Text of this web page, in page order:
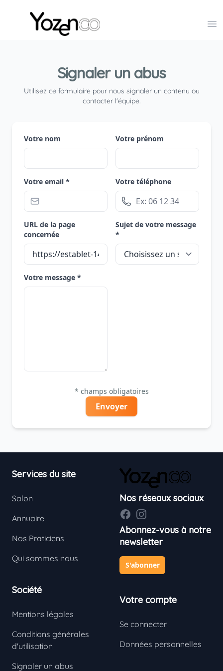
Yozenco - Organisateur de Salons, Evénements et
Signaler un abus
Utilisez ce formulaire pour nous signaler un contenu ou
contacter l'équipe.
Votre nom Votre prénom
Votre email * Votre téléphone
URL de la page
concernée
Sujet de votre message
*
Votre message *
* champs obligatoires
Envoyer
Services du site
Salon
Annuaire
Nos Praticiens
Qui sommes nous
Société
Mentions légales
Conditions générales
d'utilisation
Signaler un abus
Nos réseaux sociaux
FacebookInstagram
Abonnez-vous à notre
newsletter
S'abonner
Votre compte
Se connecter
Données personnelles